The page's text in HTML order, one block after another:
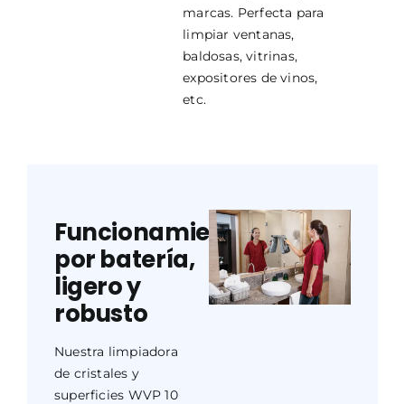
marcas. Perfecta para
limpiar ventanas,
baldosas, vitrinas,
expositores de vinos,
etc.
Funcionamiento
por batería,
ligero y
robusto
Nuestra limpiadora
de cristales y
superficies WVP 10